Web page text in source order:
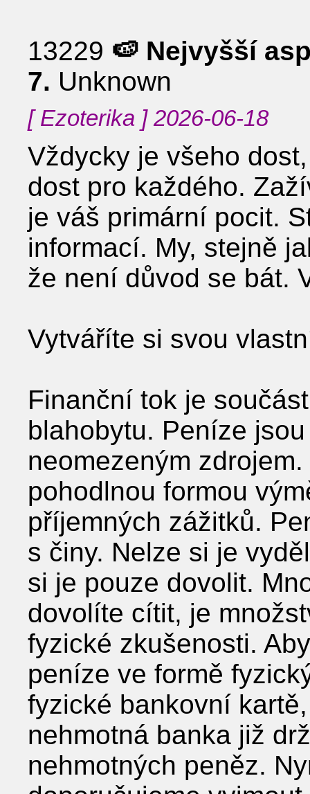
13229 🍉 Nejvyšší
7. Unknown
[ Ezoterika ] 2026-06-18
Vždycky je všeho
dost pro každého.
je váš primární pocit.
informací. My, stejně
že není důvod se bát.
Vytváříte si svou
Finanční tok je
blahobytu. Peníze
neomezeným
pohodlnou formou
příjemných zážitků.
s činy. Nelze si je
si je pouze dovolit.
dovolíte cítit, je
fyzické zkušenosti.
peníze ve formě
fyzické bankovní
nehmotná banka již
nehmotných peněz.